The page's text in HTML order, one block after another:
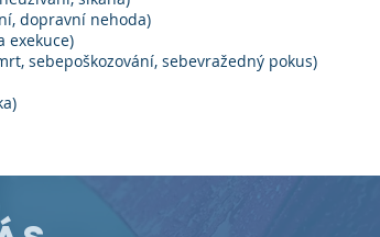
dopravní nehoda)
exekuce)
sebepoškozování, sebevražedný pokus)